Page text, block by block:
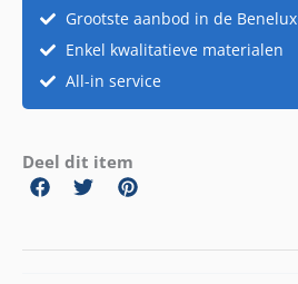
Grootste aanbod in de Benelux
Enkel kwalitatieve materialen
All-in service
Deel dit item